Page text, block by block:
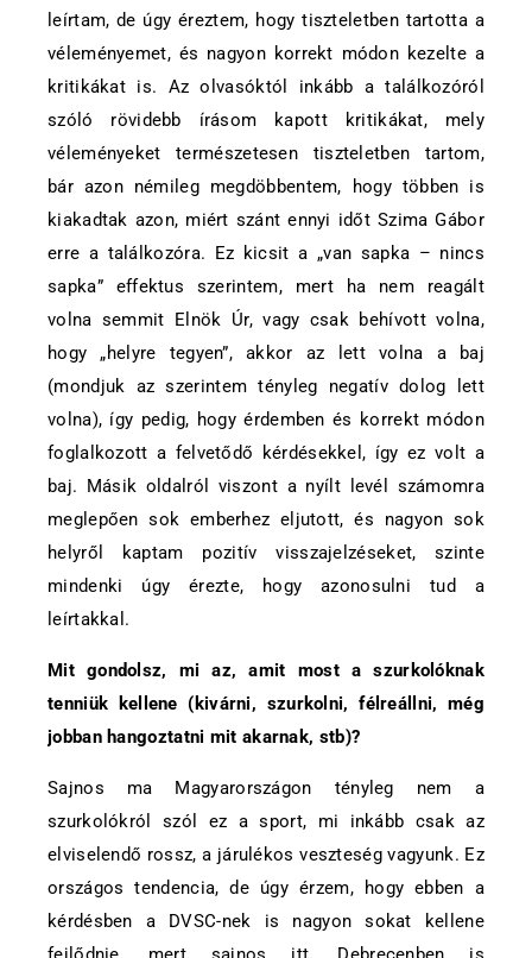
leírtam, de úgy éreztem, hogy tiszteletben tartotta a
véleményemet, és nagyon korrekt módon kezelte a
kritikákat is. Az olvasóktól inkább a találkozóról
szóló rövidebb írásom kapott kritikákat, mely
véleményeket természetesen tiszteletben tartom,
bár azon némileg megdöbbentem, hogy többen is
kiakadtak azon, miért szánt ennyi időt Szima Gábor
erre a találkozóra. Ez kicsit a „van sapka – nincs
sapka” effektus szerintem, mert ha nem reagált
volna semmit Elnök Úr, vagy csak behívott volna,
hogy „helyre tegyen”, akkor az lett volna a baj
(mondjuk az szerintem tényleg negatív dolog lett
volna), így pedig, hogy érdemben és korrekt módon
foglalkozott a felvetődő kérdésekkel, így ez volt a
baj. Másik oldalról viszont a nyílt levél számomra
meglepően sok emberhez eljutott, és nagyon sok
helyről kaptam pozitív visszajelzéseket, szinte
mindenki úgy érezte, hogy azonosulni tud a
leírtakkal.
Mit gondolsz, mi az, amit most a szurkolóknak
tenniük kellene (kivárni, szurkolni, félreállni, még
jobban hangoztatni mit akarnak, stb)?
Sajnos ma Magyarországon tényleg nem a
szurkolókról szól ez a sport, mi inkább csak az
elviselendő rossz, a járulékos veszteség vagyunk. Ez
országos tendencia, de úgy érzem, hogy ebben a
kérdésben a DVSC-nek is nagyon sokat kellene